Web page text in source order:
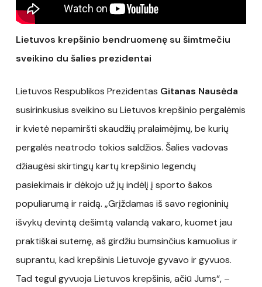
Lietuvos krepšinio bendruomenę su šimtmečiu
sveikino du šalies prezidentai
Lietuvos Respublikos Prezidentas Gitanas Nausėda
susirinkusius sveikino su Lietuvos krepšinio pergalėmis
ir kvietė nepamiršti skaudžių pralaimėjimų, be kurių
pergalės neatrodo tokios saldžios. Šalies vadovas
džiaugėsi skirtingų kartų krepšinio legendų
pasiekimais ir dėkojo už jų indėlį į sporto šakos
populiarumą ir raidą. „Grįždamas iš savo regioninių
išvykų devintą dešimtą valandą vakaro, kuomet jau
praktiškai sutemę, aš girdžiu bumsinčius kamuolius ir
suprantu, kad krepšinis Lietuvoje gyvavo ir gyvuos.
Tad tegul gyvuoja Lietuvos krepšinis, ačiū Jums“, –